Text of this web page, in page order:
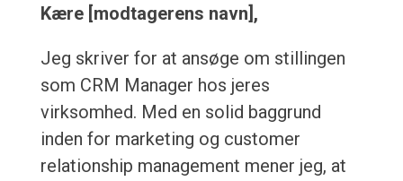
Kære [modtagerens navn],
Jeg skriver for at ansøge om stillingen
som CRM Manager hos jeres
virksomhed. Med en solid baggrund
inden for marketing og customer
relationship management mener jeg, at